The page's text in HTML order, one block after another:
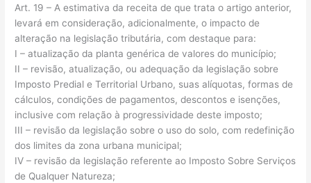
Art. 19 – A estimativa da receita de que trata o artigo anterior,
levará em consideração, adicionalmente, o impacto de
alteração na legislação tributária, com destaque para:
I – atualização da planta genérica de valores do município;
II – revisão, atualização, ou adequação da legislação sobre
Imposto Predial e Territorial Urbano, suas alíquotas, formas de
cálculos, condições de pagamentos, descontos e isenções,
inclusive com relação à progressividade deste imposto;
III – revisão da legislação sobre o uso do solo, com redefinição
dos limites da zona urbana municipal;
IV – revisão da legislação referente ao Imposto Sobre Serviços
de Qualquer Natureza;